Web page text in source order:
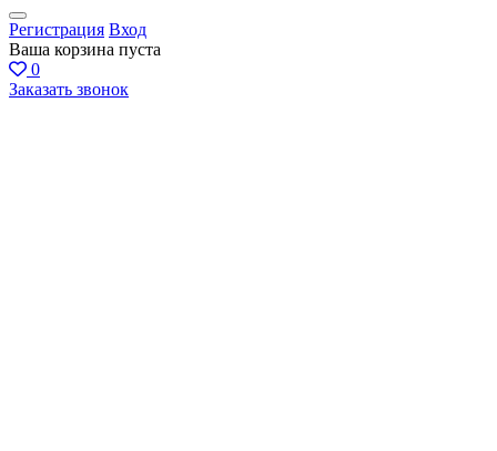
Регистрация Вход
Ваша корзина пуста
0
Заказать звонок